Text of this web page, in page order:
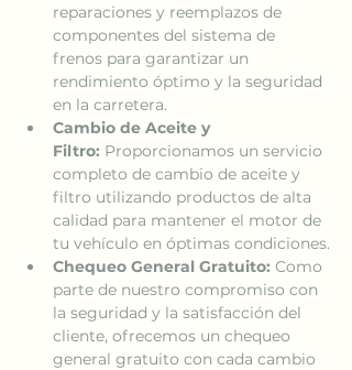
reparaciones y reemplazos de
componentes del sistema de
frenos para garantizar un
rendimiento óptimo y la seguridad
en la carretera.
Cambio de Aceite y
Filtro: Proporcionamos un servicio
completo de cambio de aceite y
filtro utilizando productos de alta
calidad para mantener el motor de
tu vehículo en óptimas condiciones.
Chequeo General Gratuito: Como
parte de nuestro compromiso con
la seguridad y la satisfacción del
cliente, ofrecemos un chequeo
general gratuito con cada cambio